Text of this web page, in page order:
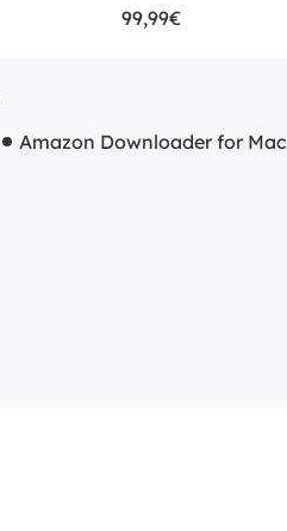
99,99€
Amazon Downloader for Mac